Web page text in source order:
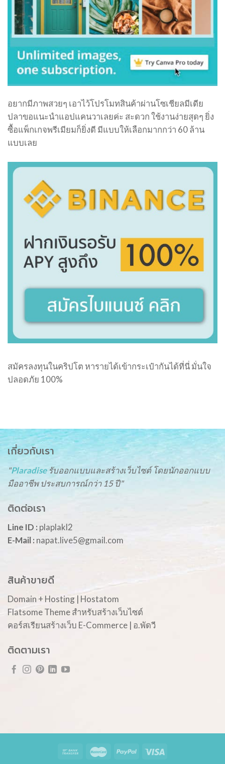
อยากมีภาพสวยๆ เอาไว้โปรโมทสินค้าผ่านโซเชียลมีเดีย
ปลาขอแนะนำแอปแคนวาเลยค่ะ สะดวก ใช้งานง่ายสุดๆ ยิ่ง
ซื้อแพ็กเกจพรีเมียมก็ยิ่งดี มีแบบให้เลือกมากกว่า 60 ล้าน
แบบเลย
สมัครลงทุนในคริปโต หารายได้เข้ากระเป๋ากันได้ที่นี่ มั่นใจ
ปลอดภัย 100%
เกี่ยวกับเรา
"Plaradiseรับออกแบบและสร้างเว็บไซต์ โดยนักออกแบบ
มืออาชีพ ประสบการณ์กว่า 15 ปี"
ติดต่อเรา
Line ID : plaplakl2
E-Mail : napat.live5@gmail.com
สินค้าขายดี
Domain + Hosting | Hostatom
Flatsome Theme สำหรับสร้างเว็บไซต์
คอร์สเรียนสร้างเว็บ E-Commerce | อ.พัดวี
ติดตามเรา